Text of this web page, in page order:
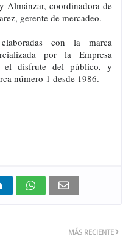
Almánzar, coordinadora de
gerente de mercadeo.
con la marca
por la Empresa
el disfrute del público, y
número 1 desde 1986.
MÁS RECIENTE